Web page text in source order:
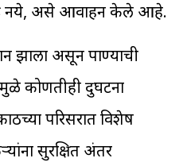
नये, असे आवाहन केले आहे.
झाला असून पाण्याची
कोणतीही दुर्घटना
परिसरात विशेष
सुरक्षित अंतर